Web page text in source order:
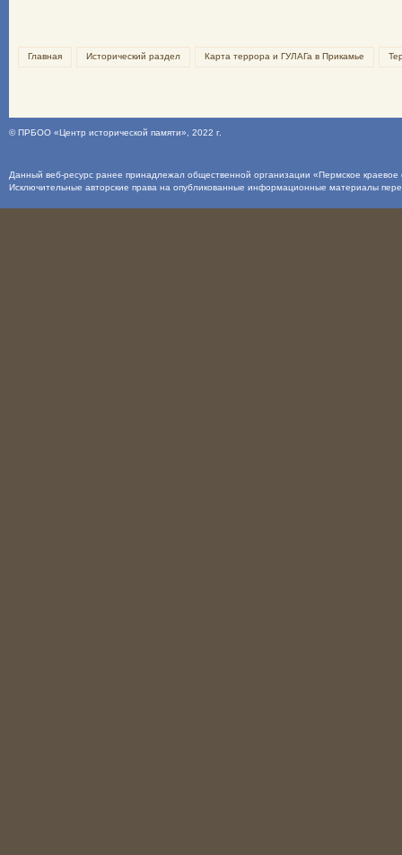
Главная Исторический раздел Карта террора и ГУЛАГа в Прикамье
©ПРБОО «Центр исторической памяти» , 2022 г.
Данный веб-ресурс ранее принадлежал общественной организации «Пермское
Исключительные авторские права на опубликованные информационные материалы